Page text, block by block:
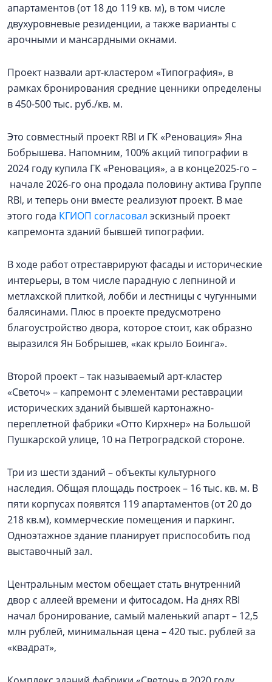
апартаментов (от 18 до 119 кв. м), в том числе
двухуровневые резиденции, а также варианты с
арочными и мансардными окнами.
Проект назвали арт-кластером «Типография», в
рамках бронирования средние ценники определены
в 450-500 тыс. руб./кв. м.
Это совместный проект RBI и ГК «Реновация» Яна
Бобрышева. Напомним, 100% акций типографии в
2024 году купила ГК «Реновация», а в конце2025-го –
начале 2026-го она продала половину актива Группе
RBI, и теперь они вместе реализуют проект. В мае
этого года КГИОП согласовал эскизный проект
капремонта зданий бывшей типографии.
В ходе работ отреставрируют фасады и исторические
интерьеры, в том числе парадную с лепниной и
метлахской плиткой, лобби и лестницы с чугунными
балясинами. Плюс в проекте предусмотрено
благоустройство двора, которое стоит, как образно
выразился Ян Бобрышев, «как крыло Боинга».
Второй проект – так называемый арт-кластер
«Светоч» – капремонт с элементами реставрации
исторических зданий бывшей картонажно-
переплетной фабрики «Отто Кирхнер» на Большой
Пушкарской улице, 10 на Петроградской стороне.
Три из шести зданий – объекты культурного
наследия. Общая площадь построек – 16 тыс. кв. м. В
пяти корпусах появятся 119 апартаментов (от 20 до
218 кв.м), коммерческие помещения и паркинг.
Одноэтажное здание планирует приспособить под
выставочный зал.
Центральным местом обещает стать внутренний
двор с аллеей времени и фитосадом. На днях RBI
начал бронирование, самый маленький апарт – 12,5
млн рублей, минимальная цена – 420 тыс. рублей за
«квадрат»,